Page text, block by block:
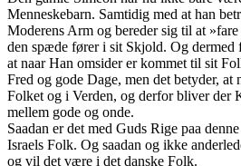
Menneskebarn. Samtidig med at han
Moderens Arm og bereder sig til at
den spæde fører i sit Skjold. Og dermed
at naar Han omsider er kommet til sit
Fred og gode Dage, men det betyder, at
Folket og i Verden, og derfor bliver der
mellem gode og onde.
Saadan er det med Guds Rige paa
Israels Folk. Og saadan og ikke
og vil det være i det danske Folk.